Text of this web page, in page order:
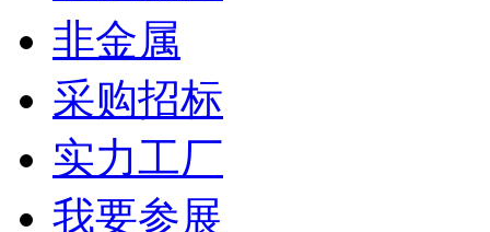
非金属
采购招标
实力工厂
我要参展